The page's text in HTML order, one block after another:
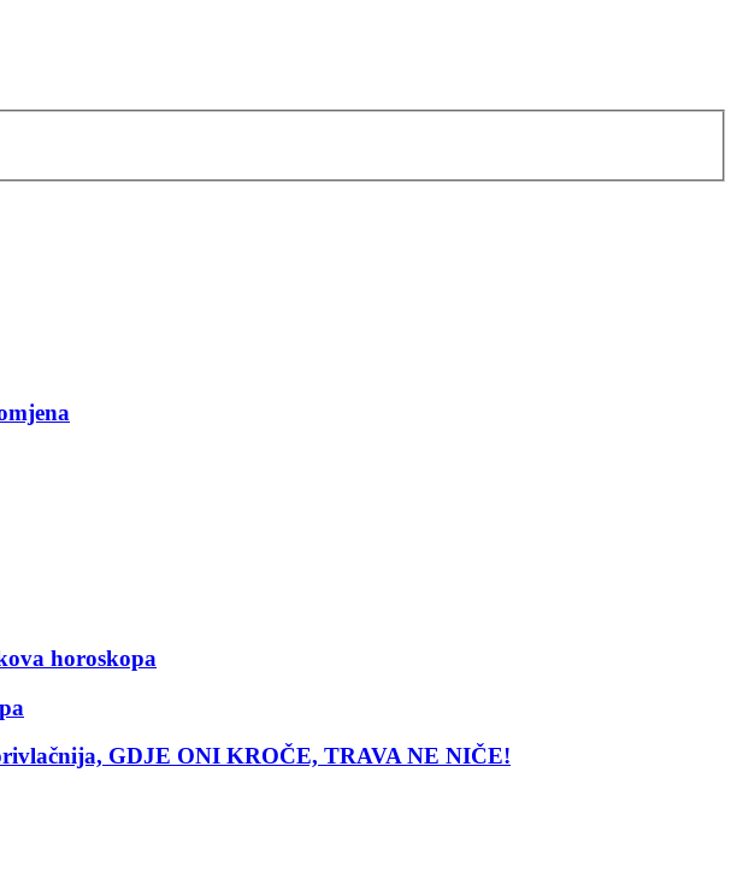
horoskopa
GDJE ONI KROČE, TRAVA NE NIČE!